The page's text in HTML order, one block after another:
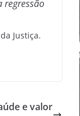
regressão
Justiça.
e valor